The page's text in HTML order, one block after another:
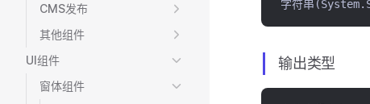
CMS发布
其他组件
UI组件
窗体组件
字符串
输出类型